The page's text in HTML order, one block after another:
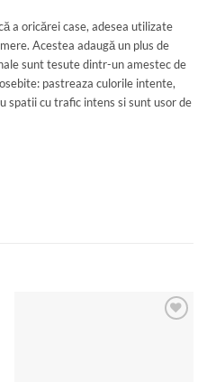
a oricărei case, adesea utilizate
Acestea adaugă un plus de
sunt tesute dintr-un amestec de
pastreaza culorile intente,
spatii cu trafic intens si sunt usor de